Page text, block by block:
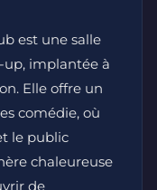
est une salle
implantée à
Elle offre un
comédie, où
le public
chaleureuse
de